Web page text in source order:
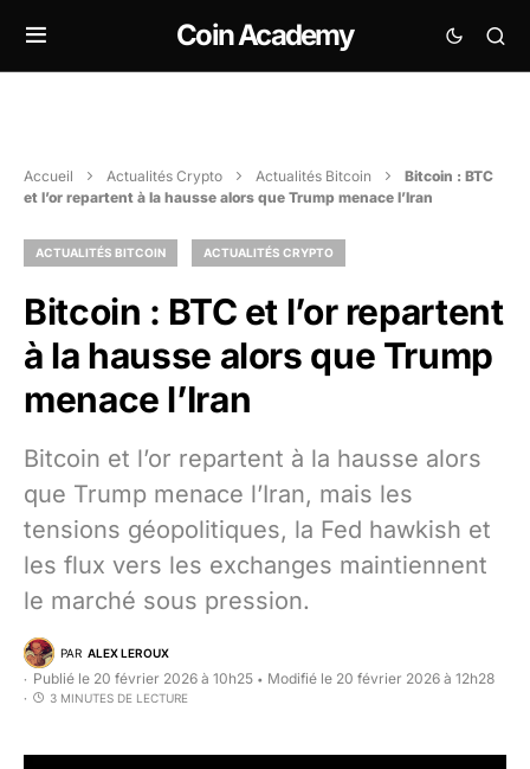
Coin Academy
Accueil Actualités Crypto Actualités Bitcoin
Bitcoin : BTC
et l’or repartent à la hausse alors que Trump menace l’Iran
ACTUALITÉS BITCOIN ACTUALITÉS CRYPTO
Bitcoin : BTC et l’or repartent
à la hausse alors que Trump
menace l’Iran
Bitcoin et l’or repartent à la hausse alors
que Trump menace l’Iran, mais les
tensions géopolitiques, la Fed hawkish et
les flux vers les exchanges maintiennent
le marché sous pression.
PAR ALEX LEROUX
Publié le 20 février 2026 à 10h25 • Modifié le 20 février 2026 à 12h28
3 MINUTES DE LECTURE